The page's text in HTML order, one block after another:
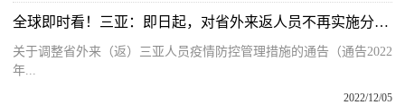
全球即时看！三亚：即日起，对省外来返人员不再实施分类管理
关于调整省外来（返）三亚人员疫情防控管理措施的通告（通告2022
年...
2022/12/05